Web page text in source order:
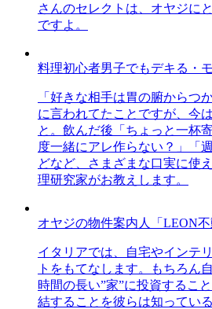
さんのセレクトは、オヤジに
ですよ。
料理初心者男子でもデキる・
「好きな相手は胃の腑からつ
に言われてたことですが、今
と。飲んだ後「ちょっと一杯
度一緒にアレ作らない？」「
どなど、さまざまな口実に使
理研究家がお教えします。
オヤジの物件案内人「LEON不
イタリアでは、自宅やインテ
トをもてなします。もちろん
時間の長い”家”に投資するこ
結することを彼らは知ってい